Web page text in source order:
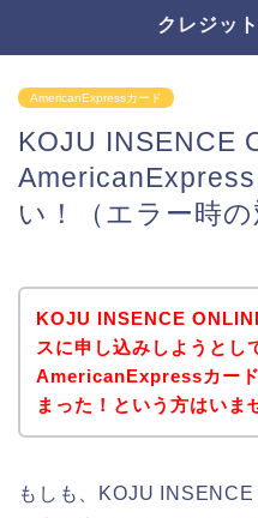
クレジッ
AmericanExpressカード
KOJU INSENCE
い！（エラー時の
KOJU INSENCE
スに申し込みしようとし
AmericanExpressカー
まった！という方はいま
もしも、KOJU